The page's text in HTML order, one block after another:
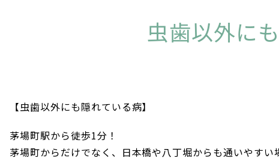
虫歯以外に
【虫歯以外にも隠れている病】
茅場町駅から徒歩1分！
茅場町からだけでなく、日本橋や八丁堀からも通いやす